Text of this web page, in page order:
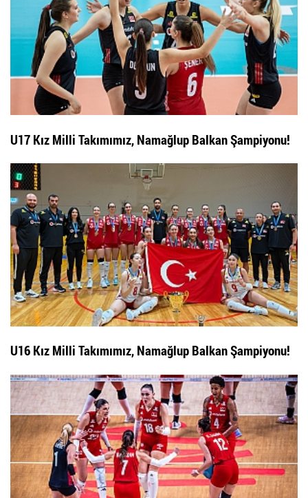
U17 Kız Milli Takımımız, Namağlup Balkan Şampiyonu!
U16 Kız Milli Takımımız, Namağlup Balkan Şampiyonu!